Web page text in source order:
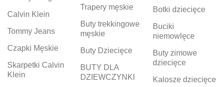
Calvin Klein
Tommy Jeans
Czapki Męskie
Skarpetki Calvin
Klein
Trapery męskie
Buty trekkingowe
męskie
Buty Dziecięce
BUTY DLA
DZIEWCZYNKI
Botki dziecięce
Buciki
niemowlęce
Buty zimowe
dziecięce
Kalosze dziecięce